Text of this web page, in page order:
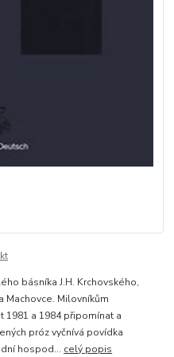
básníka J.H. Krchovského,
Machovce. Milovníkům
a 1984 připomínat a
próz vyčnívá povídka
hospod... celý popis